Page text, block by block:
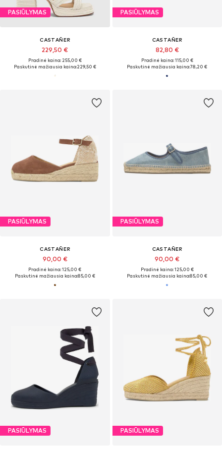
PASIŪLYMAS
CASTAÑER
229,50 €
Pradinė kaina: 255,00 €
Paskutinė mažiausia kaina:229,50 €
PASIŪLYMAS
CASTAÑER
82,80 €
Pradinė kaina: 115,00 €
Paskutinė mažiausia kaina:78,20 €
PASIŪLYMAS
CASTAÑER
90,00 €
Pradinė kaina: 125,00 €
Paskutinė mažiausia kaina:85,00 €
PASIŪLYMAS
CASTAÑER
90,00 €
Pradinė kaina: 125,00 €
Paskutinė mažiausia kaina:85,00 €
PASIŪLYMAS PASIŪLYMAS